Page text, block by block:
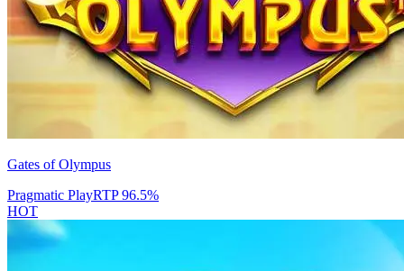
Gates of Olympus
Pragmatic PlayRTP96.5%
HOT